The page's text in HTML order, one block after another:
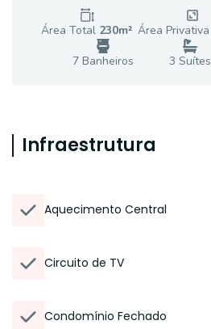
Área Total 230m² Área Privativa
7Banheiros 3 Suítes
Infraestrutura
Aquecimento Central
Circuito de TV
Condomínio Fechado